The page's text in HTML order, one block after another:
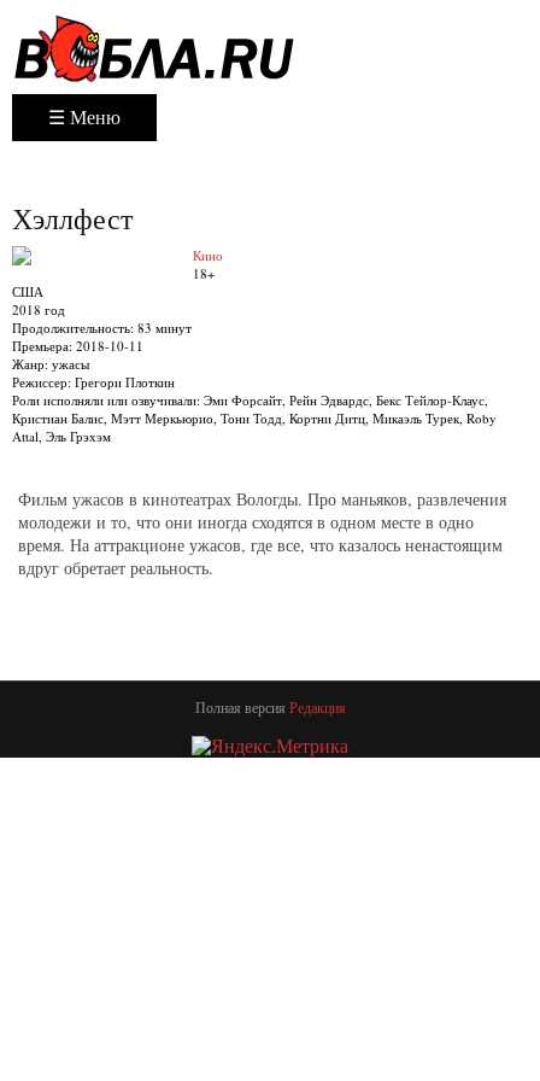
☰ Меню
Хэллфест
Кино
18+
США
2018 год
Продолжительность: 83 минут
Премьера: 2018-10-11
Жанр: ужасы
Режиссер: Грегори Плоткин
Роли исполняли или озвучивали: Эми Форсайт, Рейн Эдвардс, Бекс Тейлор-Клаус,
Кристиан Балис, Мэтт Меркьюрио, Тони Тодд, Кортни Дитц, Микаэль Турек, Roby
Attal, Эль Грэхэм
Фильм ужасов в кинотеатрах Вологды. Про маньяков, развлечения
молодежи и то, что они иногда сходятся в одном месте в одно
время. На аттракционе ужасов, где все, что казалось ненастоящим
вдруг обретает реальность.
Полная версия Редакция